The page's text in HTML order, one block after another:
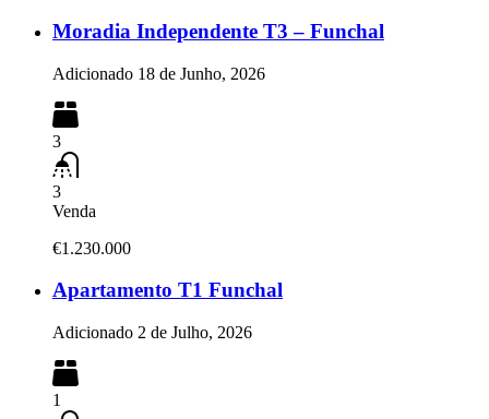
Moradia Independente T3 – Funchal
Adicionado 18 de Junho, 2026
3
3
Venda
€1.230.000
Apartamento T1 Funchal
Adicionado 2 de Julho, 2026
1